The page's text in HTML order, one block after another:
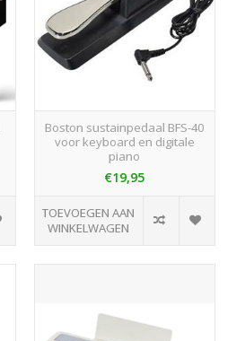
Boston sustainpedaal BFS-40
voor keyboard en digitale
piano
€19,95
TOEVOEGEN AAN
WINKELWAGEN